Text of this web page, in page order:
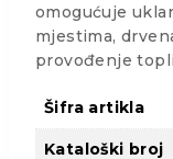
omogućuje
mjestima,
provođenje
Šifra artikla
Kataloški broj